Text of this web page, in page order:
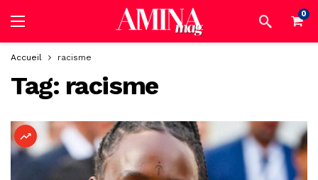
0
Accueil racisme
Tag: racisme